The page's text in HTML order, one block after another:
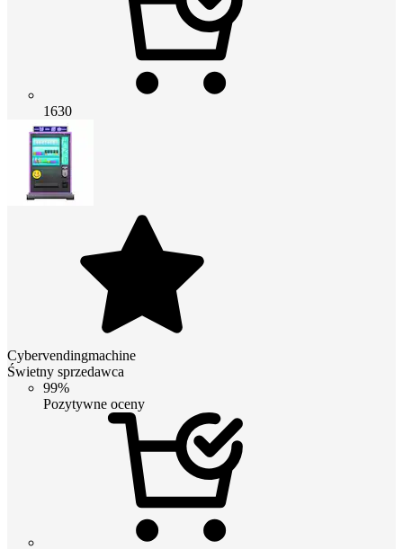
1630
Cybervendingmachine
Świetny sprzedawca
99%
Pozytywne oceny